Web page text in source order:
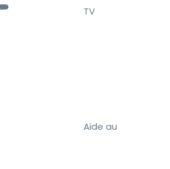
TV
Aide au